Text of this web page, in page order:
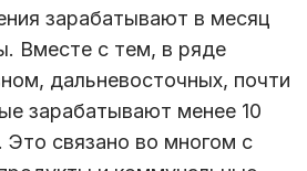
зарабатывают в месяц
Вместе с тем, в ряде
дальневосточных, почти
зарабатывают менее 10
Это связано во многом с